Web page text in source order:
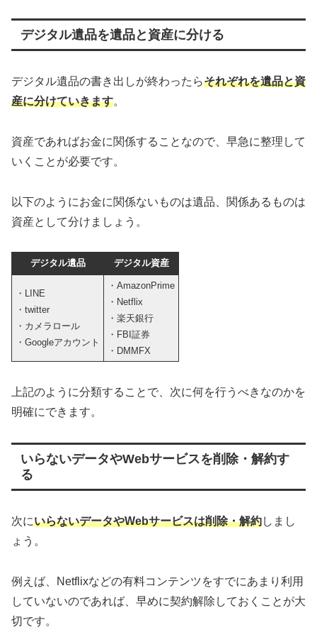
デジタル遺品を遺品と資産に分ける
デジタル遺品の書き出しが終わったらそれぞれを遺品と資
産に分けていきます。
資産であればお金に関係することなので、早急に整理して
いくことが必要です。
以下のようにお金に関係ないものは遺品、関係あるものは
資産として分けましょう。
デジタル遺品 デジタル資産
・LINE
・twitter
・カメラロール
・Googleアカウント
・AmazonPrime
・Netflix
・楽天銀行
・FBI証券
・DMMFX
上記のように分類することで、次に何を行うべきなのかを
明確にできます。
いらないデータやWebサービスを削除・解約す
る
次にいらないデータやWebサービスは削除・解約しまし
ょう。
例えば、Netflixなどの有料コンテンツをすでにあまり利用
していないのであれば、早めに契約解除しておくことが大
切です。